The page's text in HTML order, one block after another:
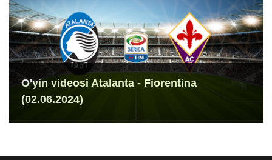
O'yin videosi Atalanta - Fiorentina
(02.06.2024)